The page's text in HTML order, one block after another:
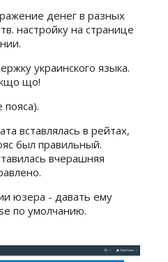
денег в разных
настройку на странице
украинского языка.
що!
вставлялась в рейтах,
был правильный.
вчерашняя
юзера - давать ему
по умолчанию.